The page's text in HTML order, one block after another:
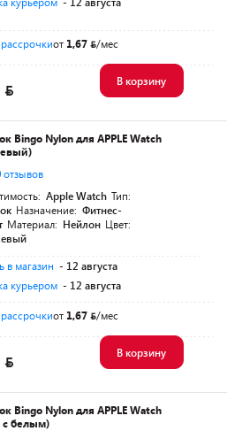
от 1,67 /мес
В корзину
Bingo Nylon для APPLE Watch
отзывов
Apple Watch Тип:
Назначение: Фитнес-
Материал: Нейлон Цвет:
в магазин - 12 августа
курьером - 12 августа
от 1,67 /мес
В корзину
Bingo Nylon для APPLE Watch
с белым)